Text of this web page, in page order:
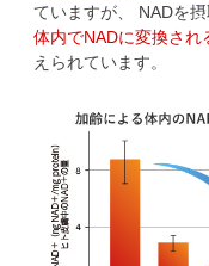
ていますが、
NADを
体内でNADに変換され
えられています。